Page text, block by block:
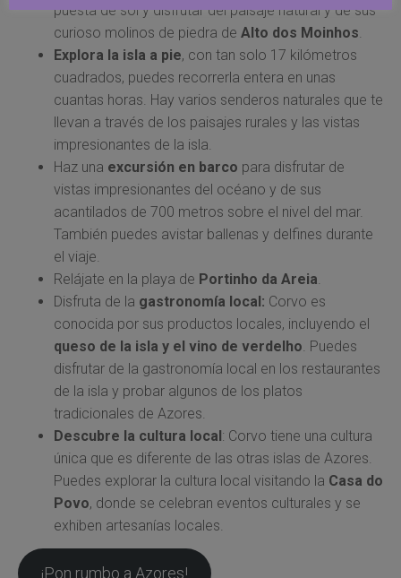
puesta de sol y disfrutar del paisaje natural y de sus
curioso molinos de piedra de Alto dos Moinhos
Explora la isla a pie, con tan solo 17 kilómetros
cuadrados, puedes recorrerla entera en unas
cuantas horas. Hay varios senderos naturales que te
llevan a través de los paisajes rurales y las vistas
impresionantes de la isla.
Haz una excursión en barco para disfrutar de
vistas impresionantes del océano y de sus
acantilados de 700 metros sobre el nivel del mar.
También puedes avistar ballenas y delfines durante
el viaje.
Relájate en la playa de Portinho da Areia
Disfruta de la gastronomía local: Corvo es
conocida por sus productos locales, incluyendo el
queso de la isla y el vino de verdelho . Puedes
disfrutar de la gastronomía local en los restaurantes
de la isla y probar algunos de los platos
tradicionales de Azores.
Descubre la cultura local: Corvo tiene una cultura
única que es diferente de las otras islas de Azores.
Puedes explorar la cultura local visitando la Casa do
Povo, donde se celebran eventos culturales y se
exhiben artesanías locales.
¡Pon rumbo a Azores!